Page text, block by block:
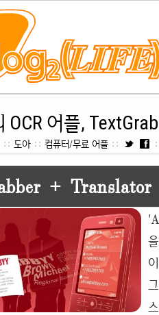
OCR 어플,
:: 도아 :: 컴퓨터/무료 어플 ::
+ Translator